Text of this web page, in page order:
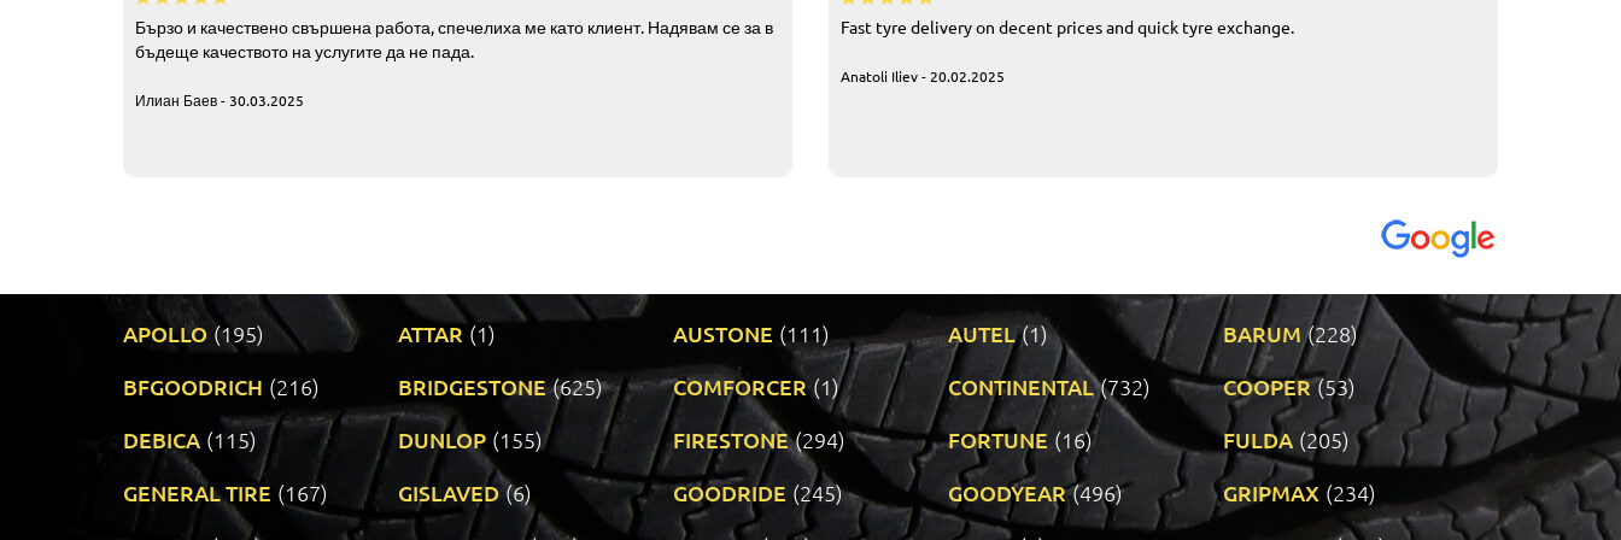
Бързо и качествено свършена работа, спечелиха ме като клиент. Надявам се за в
бъдеще качеството на услугите да не пада.
Илиан Баев - 30.03.2025
Fast tyre delivery on decent prices and quick tyre exchange.
Anatoli Iliev - 20.02.2025
APOLLO (195) ATTAR (1) AUSTONE (111) AUTEL (1) BARUM (228)
BFGOODRICH (216) BRIDGESTONE (625) COMFORCER (1) CONTINENTAL (732) COOPER (53)
DEBICA (115) DUNLOP (155) FIRESTONE (294) FORTUNE (16) FULDA (205)
GENERAL TIRE (167) GISLAVED (6) GOODRIDE (245) GOODYEAR (496) GRIPMAX (234)